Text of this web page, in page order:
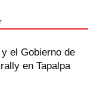
el Gobierno de
en Tapalpa